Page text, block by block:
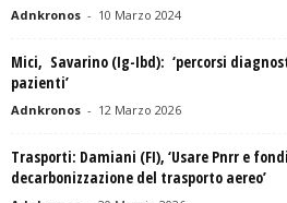
Adnkronos - 10 Marzo 2024
Mici, Savarino (Ig-Ibd): ‘percorsi
pazienti’
Adnkronos - 12 Marzo 2026
Trasporti: Damiani (FI), ‘Usare Pnrr e
decarbonizzazione del trasporto aereo’